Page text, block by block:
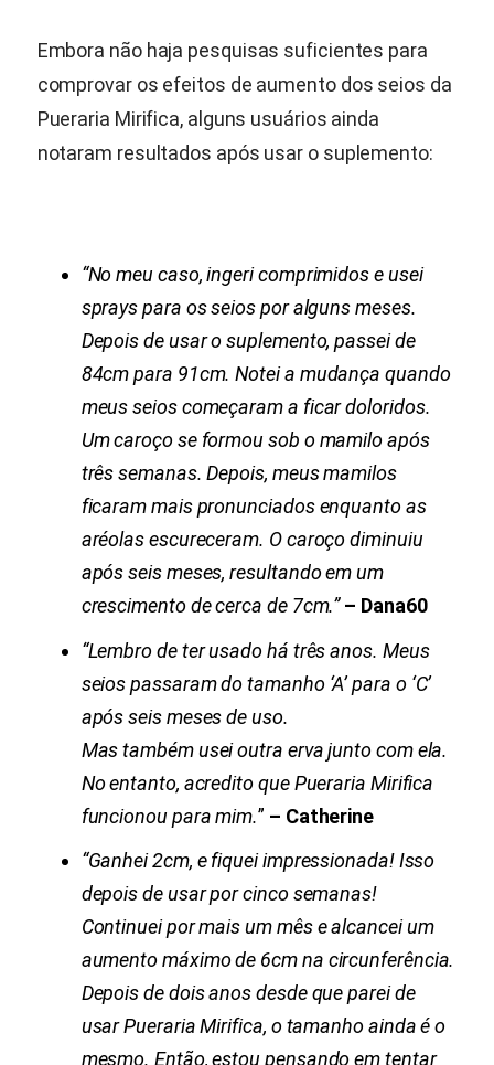
Embora não haja pesquisas suficientes para
comprovar os efeitos de aumento dos seios da
Pueraria Mirifica, alguns usuários ainda
notaram resultados após usar o suplemento:
“No meu caso, ingeri comprimidos e usei
sprays para os seios por alguns meses.
Depois de usar o suplemento, passei de
84cm para 91cm. Notei a mudança quando
meus seios começaram a ficar doloridos.
Um caroço se formou sob o mamilo após
três semanas. Depois, meus mamilos
ficaram mais pronunciados enquanto as
aréolas escureceram. O caroço diminuiu
após seis meses, resultando em um
crescimento de cerca de 7cm.”– Dana60
“Lembro de ter usado há três anos. Meus
seios passaram do tamanho ‘A’ para o ‘C’
após seis meses de uso.
Mas também usei outra erva junto com ela.
No entanto, acredito quePueraria Mirifica
funcionou para mim.” – Catherine
“Ganhei 2cm, e fiquei impressionada! Isso
depois de usar por cinco semanas!
Continuei por mais um mês e alcancei um
aumento máximo de 6cm na circunferência.
Depois de dois anos desde que parei de
usarPueraria Mirifica, o tamanho ainda é o
mesmo. Então, estou pensando em tentar